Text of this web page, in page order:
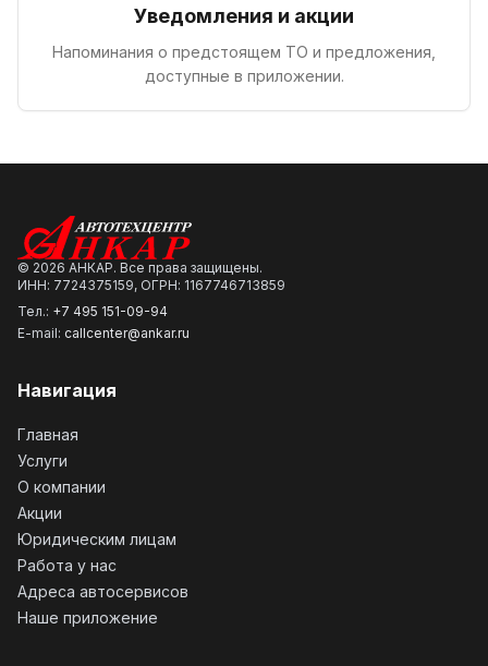
Уведомления и акции
Напоминания о предстоящем ТО и предложения,
доступные в приложении.
© 2026 АНКАР. Все права защищены.
ИНН: 7724375159, ОГРН: 1167746713859
Тел.: +7 495 151-09-94
E-mail: callcenter@ankar.ru
Навигация
Главная
Услуги
О компании
Акции
Юридическим лицам
Работа у нас
Адреса автосервисов
Наше приложение